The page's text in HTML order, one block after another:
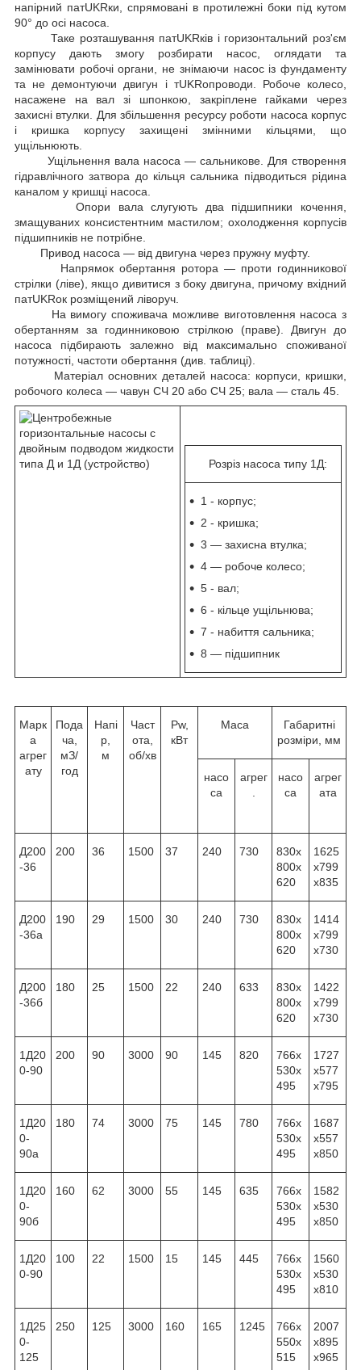
напірний патUKRки, спрямовані в протилежні боки під кутом
90° до осі насоса.
Таке розташування патUKRків і горизонтальний роз'єм
корпусу дають змогу розбирати насос, оглядати та
замінювати робочі органи, не знімаючи насос із фундаменту
та не демонтуючи двигун і тUKRопроводи. Робоче колесо,
насажене на вал зі шпонкою, закріплене гайками через
захисні втулки. Для збільшення ресурсу роботи насоса корпус
і кришка корпусу захищені змінними кільцями, що
ущільнюють.
Ущільнення вала насоса — сальникове. Для створення
гідравлічного затвора до кільця сальника підводиться рідина
каналом у кришці насоса.
Опори вала слугують два підшипники кочення,
змащуваних консистентним мастилом; охолодження корпусів
підшипників не потрібне.
Привод насоса — від двигуна через пружну муфту.
Напрямок обертання ротора — проти годинникової
стрілки (ліве), якщо дивитися з боку двигуна, причому вхідний
патUKRок розміщений ліворуч.
На вимогу споживача можливе виготовлення насоса з
обертанням за годинниковою стрілкою (праве). Двигун до
насоса підбирають залежно від максимально споживаної
потужності, частоти обертання (див. таблиці).
Матеріал основних деталей насоса: корпуси, кришки,
робочого колеса — чавун СЧ 20 або СЧ 25; вала — сталь 45.
Розріз насоса типу 1Д:
1 - корпус;
2 - кришка;
3 — захисна втулка;
4 — робоче колесо;
5 - вал;
6 - кільце ущільнюва;
7 - набиття сальника;
8 — підшипник
Марк
а
агрег
ату
Пода
ча,
мЗ/
год
Напі
р,
м
Част
ота,
об/хв
Pw,
кВт
Маса
Габаритні
розміри, мм
насо
са
агрег
.
насо
са
агрег
ата
Д200
-36
200 36 1500 37 240 730
830x
800x
620
1625
x799
x835
Д200
-36а
190 29 1500 30 240 730
830x
800x
620
1414
x799
x730
Д200
-36б
180 25 1500 22 240 633
830x
800x
620
1422
x799
x730
1Д20
0-90
200 90 3000 90 145 820
766x
530x
495
1727
x577
x795
1Д20
0-
90а
180 74 3000 75 145 780
766x
530x
495
1687
x557
x850
1Д20
0-
90б
160 62 3000 55 145 635
766x
530x
495
1582
x530
x850
1Д20
0-90
100 22 1500 15 145 445
766x
530x
495
1560
x530
x810
1Д25
0-
125
250 125 3000 160 165 1245
766x
550x
515
2007
x895
x965